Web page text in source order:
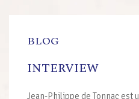
BLOG
INTERVIEW
Jean-Philippe de Tonnac est